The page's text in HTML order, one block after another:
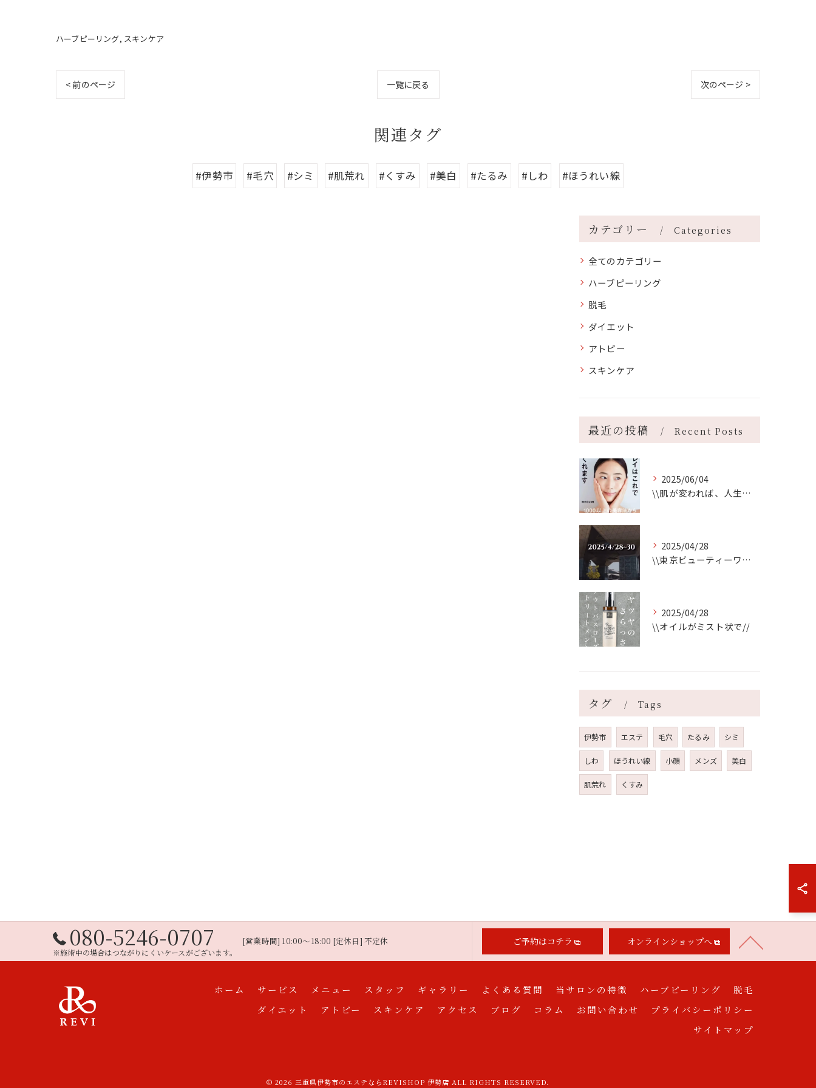
ハーブピーリング スキンケア
< 前のページ 一覧に戻る 次のページ >
関連タグ
#伊勢市 #毛穴 #シミ #肌荒れ #くすみ #美白 #たるみ #しわ #ほうれい線
カテゴリー Categories
全てのカテゴリー
ハーブピーリング
脱毛
ダイエット
アトピー
スキンケア
最近の投稿 Recent Posts
2025/06/04
\\肌が変われば、人生が変わる//
2025/04/28
\\東京ビューティーワールド始まります//
2025/04/28
\\オイルがミスト状で//
タグ Tags
伊勢市 エステ 毛穴 たるみ シミ
しわ ほうれい線 小顔 メンズ 美白
肌荒れ くすみ
080-5246-0707
※施術中の場合はつながりにくいケースがございます。
[営業時間] 10:00～18:00 [定休日] 不定休 ご予約はコチラ オンラインショップへ
ホーム サービス メニュー スタッフ ギャラリー よくある質問 当サロンの特徴 ハーブピーリング
脱毛
ダイエット
アトピー スキンケア アクセス ブログ コラム お問い合わせ
プライバシーポリシー
サイトマップ
© 2026 三重県伊勢市のエステならREVISHOP 伊勢店 ALL RIGHTS RESERVED.